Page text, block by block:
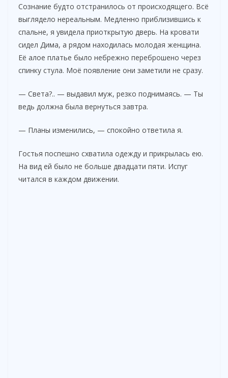
Сознание будто отстранилось от происходящего. Всё
выглядело нереальным. Медленно приблизившись к
спальне, я увидела приоткрытую дверь. На кровати
сидел Дима, а рядом находилась молодая женщина.
Её алое платье было небрежно переброшено через
спинку стула. Моё появление они заметили не сразу.
— Света?.. — выдавил муж, резко поднимаясь. — Ты
ведь должна была вернуться завтра.
— Планы изменились, — спокойно ответила я.
Гостья поспешно схватила одежду и прикрылась ею.
На вид ей было не больше двадцати пяти. Испуг
читался в каждом движении.